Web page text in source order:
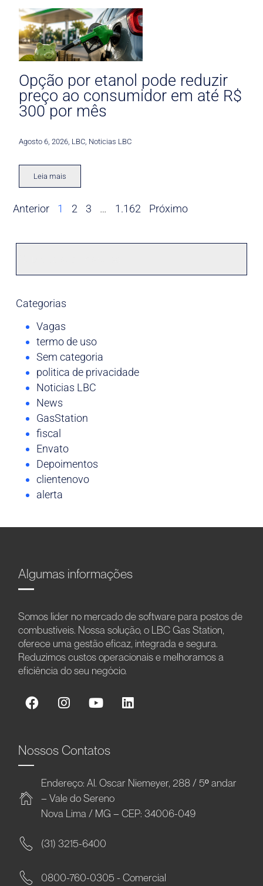
Opção por etanol pode reduzir
preço ao consumidor em até R$
300 por mês
Agosto 6, 2026 LBC Noticias LBC
Leia mais
Anterior 1 2 3 … 1.162 Próximo
Categorias
Vagas
termo de uso
Sem categoria
politica de privacidade
Noticias LBC
News
GasStation
fiscal
Envato
Depoimentos
clientenovo
alerta
Algumas informações
Somos líder no mercado de software para postos de
combustíveis. Nossa solução, o LBC Gas Station,
oferece uma gestão eficaz, integrada e segura.
Reduzimos custos operacionais e melhoramos a
eficiência do seu negócio.
Nossos Contatos
Endereço: Al. Oscar Niemeyer, 288 / 5º andar
– Vale do Sereno
Nova Lima / MG – CEP: 34006-049
(31) 3215-6400
0800-760-0305 - Comercial